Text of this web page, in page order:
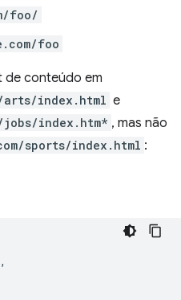
foo/
foo
de conteúdo em
arts/index.html e
jobs/index.htm* , mas não
sports/index.html :